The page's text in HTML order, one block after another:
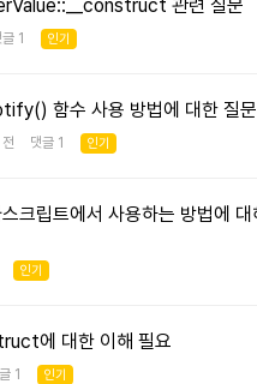
관련 질문
글 1 인기
함수 사용 방법에 대한 질문
전 댓글 1 인기
크립트에서 사용하는 방법에 대
인기
에 대한 이해 필요
1 인기